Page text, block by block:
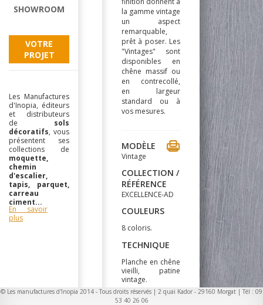
SHOWROOM
VOTRE
PROJET
Les Manufactures
d'Inopia, éditeurs
et distributeurs
de sols
décoratifs, vous
présentent ses
collections de
moquette,
chemin
d'escalier,
tapis, parquet,
carreau
ciment...
En savoir
plus
la gamme vintage
un aspect
remarquable,
prêt à poser. Les
"Vintages" sont
disponibles en
chêne massif ou
en contrecollé,
en largeur
standard ou à
vos mesures.
MODÈLE
Vintage
COLLECTION /
RÉFÉRENCE
EXCELLENCE-AD
COULEURS
8 coloris.
TECHNIQUE
Planche en chêne
vieilli, patine
vintage.
COMPOSITIONS
© Les manufactures d'Inopia 2014 - Tous droits réservés | 2 quai Kador - 29160 Morgat | Tél : 09
53 40 26 06